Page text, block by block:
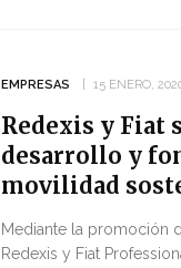
EMPRESAS 15 ENERO,
Redexis y Fiat
desarrollo y
movilidad
Mediante la promoción
Redexis y Fiat